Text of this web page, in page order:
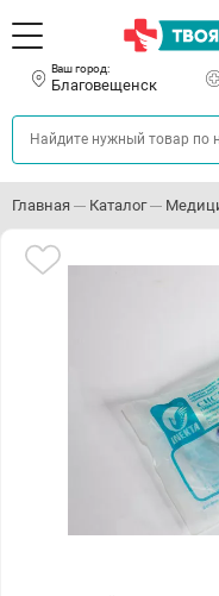
Ваш город:
Благовещенск
Главная Каталог